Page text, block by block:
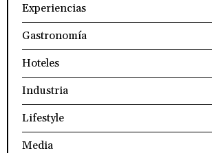
Experiencias
Gastronomía
Hoteles
Industria
Lifestyle
Media